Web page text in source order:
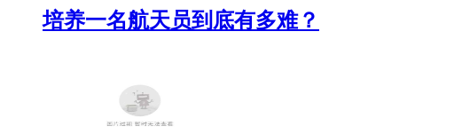
培养一名航天员到底有多难？